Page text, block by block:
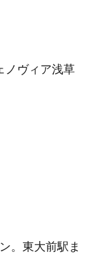
ノヴィア浅草
。東大前駅ま